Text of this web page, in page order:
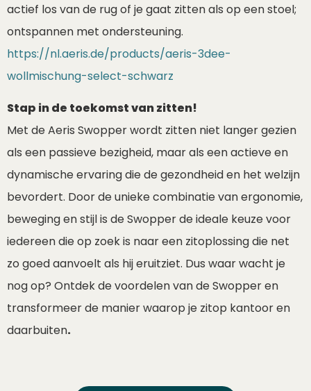
actief los van de rug of je gaat zitten als op een stoel;
ontspannen met ondersteuning.
https://nl.aeris.de/products/aeris-3dee-
wollmischung-select-schwarz
Stap in de toekomst van zitten!
Met de Aeris Swopper wordt zitten niet langer gezien
als een passieve bezigheid, maar als een actieve en
dynamische ervaring die de gezondheid en het welzijn
bevordert. Door de unieke combinatie van ergonomie,
beweging en stijl is de Swopper de ideale keuze voor
iedereen die op zoek is naar een zitoplossing die net
zo goed aanvoelt als hij eruitziet. Dus waar wacht je
nog op? Ontdek de voordelen van de Swopper en
transformeer de manier waarop je zitop kantoor en
daarbuiten.